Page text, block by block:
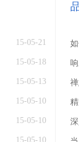
15-05-21
15-05-18
15-05-13
15-05-10
15-05-10
15-05-10